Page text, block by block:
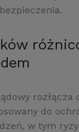
do
w tym